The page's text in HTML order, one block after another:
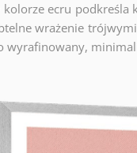
kolorze ecru
wrażenie
wyrafinowany,